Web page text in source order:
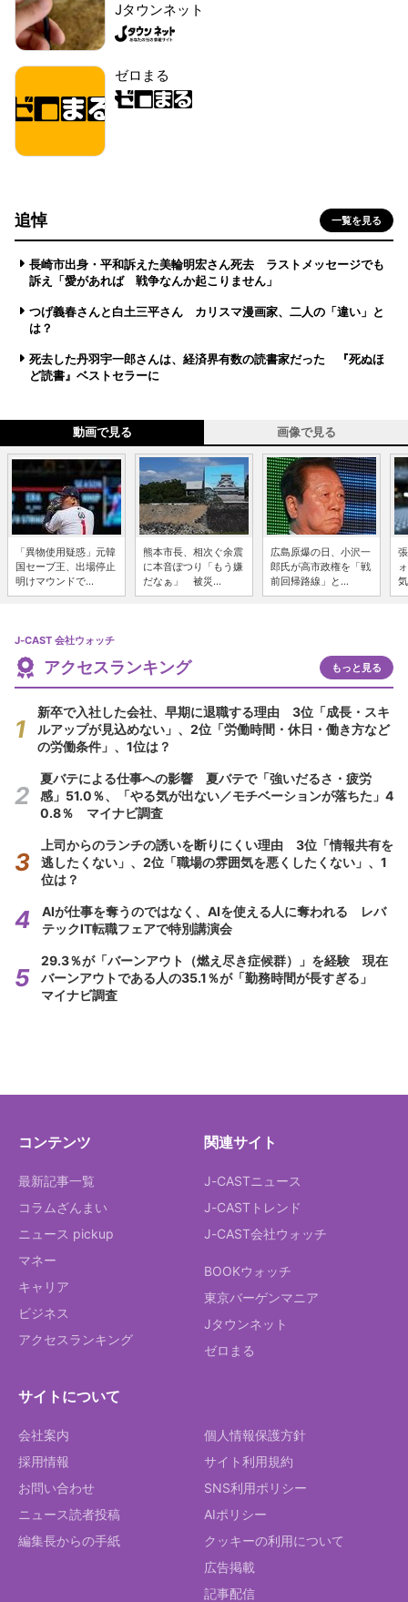
Jタウンネット
ゼロまる
追悼 一覧を見る
長崎市出身・平和訴えた美輪明宏さん死去 ラストメッセージでも
訴え「愛があれば 戦争なんか起こりません」
つげ義春さんと白土三平さん カリスマ漫画家、二人の「違い」と
は？
死去した丹羽宇一郎さんは、経済界有数の読書家だった 『死ぬほ
ど読書』ベストセラーに
動画で見る 画像で見る
「異物使用疑惑」元韓
国セーブ王、出場停止
明けマウンドで...
熊本市長、相次ぐ余震
に本音ぽつり「もう嫌
だなぁ」 被災...
広島原爆の日、小沢一
郎氏が高市政権を「戦
前回帰路線」と...
J-CAST 会社ウォッチ
アクセスランキング もっと見る
新卒で入社した会社、早期に退職する理由 3位「成長・スキ
ルアップが見込めない」、2位「労働時間・休日・働き方など
の労働条件」、1位は？
夏バテによる仕事への影響 夏バテで「強いだるさ・疲労
感」51.0％、「やる気が出ない／モチベーションが落ちた」4
0.8％ マイナビ調査
上司からのランチの誘いを断りにくい理由 3位「情報共有を
逃したくない」、2位「職場の雰囲気を悪くしたくない」、1
位は？
AIが仕事を奪うのではなく、AIを使える人に奪われる レバ
テックIT転職フェアで特別講演会
29.3％が「バーンアウト（燃え尽き症候群）」を経験 現在
バーンアウトである人の35.1％が「勤務時間が長すぎる」
マイナビ調査
コンテンツ
最新記事一覧
コラムざんまい
ニュース pickup
マネー
キャリア
ビジネス
アクセスランキング
関連サイト
J-CASTニュース
J-CASTトレンド
J-CAST会社ウォッチ
BOOKウォッチ
東京バーゲンマニア
Jタウンネット
ゼロまる
サイトについて
会社案内
採用情報
お問い合わせ
ニュース読者投稿
編集長からの手紙
個人情報保護方針
サイト利用規約
SNS利用ポリシー
AIポリシー
クッキーの利用について
広告掲載
記事配信